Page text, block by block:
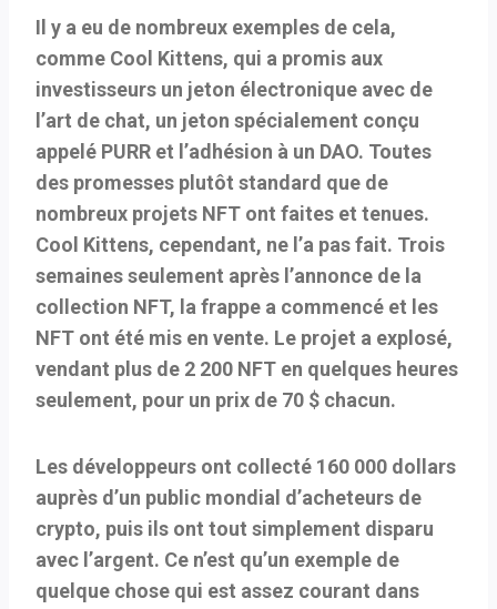
Il y a eu de nombreux exemples de cela,
comme Cool Kittens, qui a promis aux
investisseurs un jeton électronique avec de
l’art de chat, un jeton spécialement conçu
appelé PURR et l’adhésion à un DAO. Toutes
des promesses plutôt standard que de
nombreux projets NFT ont faites et tenues.
Cool Kittens, cependant, ne l’a pas fait. Trois
semaines seulement après l’annonce de la
collection NFT, la frappe a commencé et les
NFT ont été mis en vente. Le projet a explosé,
vendant plus de 2 200 NFT en quelques heures
seulement, pour un prix de 70 $ chacun.
Les développeurs ont collecté 160 000 dollars
auprès d’un public mondial d’acheteurs de
crypto, puis ils ont tout simplement disparu
avec l’argent. Ce n’est qu’un exemple de
quelque chose qui est assez courant dans